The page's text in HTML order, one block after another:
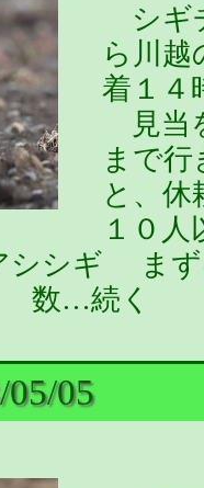
シギ
ら川
着１４
見当
まで
と、休
１０
シシギ まず
数…続く
05